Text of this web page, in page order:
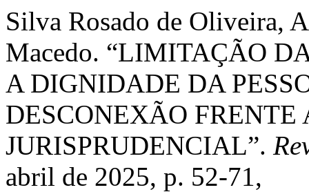
Silva Rosado de Oliveira,
Macedo. “LIMITAÇÃO
A DIGNIDADE DA
DESCONEXÃO
JURISPRUDENCIAL”.
abril de 2025, p. 52-71,